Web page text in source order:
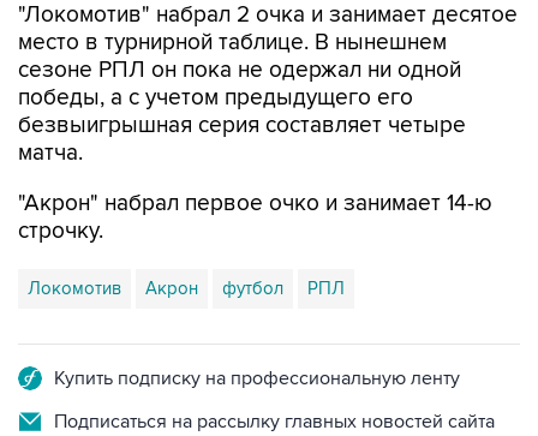
"Локомотив" набрал 2 очка и занимает десятое
место в турнирной таблице. В нынешнем
сезоне РПЛ он пока не одержал ни одной
победы, а с учетом предыдущего его
безвыигрышная серия составляет четыре
матча.
"Акрон" набрал первое очко и занимает 14-ю
строчку.
Локомотив Акрон футбол РПЛ
Купить подписку на профессиональную ленту
Подписаться на рассылку главных новостей сайта